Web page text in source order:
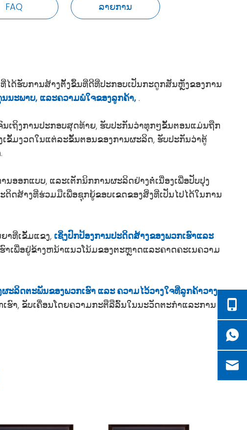
FAQ ລາຍການ
ດ້ຮັບການສ້າງຕັ້ງຂຶ້ນທີ່ດີທີ່ປະກອບເປັນກະດູກສັນຫຼັງຂອງການ
ນະພາບ, ແລະຄວາມພໍໃຈຂອງລູກຄ້າ, .
ນເຖິງການປະກອບສຸດທ້າຍ, ຮັບປະກັນວ່າທຸກໆຂັ້ນຕອນແມ່ນຖືກ
ຂັ້ມງວດໃນແຕ່ລະຂັ້ນຕອນຂອງການຜະລິດ, ຮັບປະກັນວ່າຕູ້
ອກແບບ, ແລະເຕັກນິກການຜະລິດຢ່າງຕໍ່ເນື່ອງເພື່ອປັບປຸງ
ສ້າງທີ່ຮ່ວມມືເພື່ອຊຸກຍູ້ຂອບເຂດຂອງສິ່ງທີ່ເປັນໄປໄດ້ໃນການ
າທີ່ເຂັ້ມແຂງ, ເຊິ່ງປົກປ້ອງການປະດິດສ້າງຂອງພວກເຮົາແລະ
າເພື່ອຢູ່ຂ້າງຫນ້າແນວໂນ້ມຂອງຕະຫຼາດແລະຄາດຄະເນຄວາມ
ລິດຕະພັນຂອງພວກເຮົາ ແລະ ຄວາມໄວ້ວາງໃຈທີ່ລູກຄ້າວາງ
າ, ຂັບເຄື່ອນໂດຍຄວາມກະຕືລືລົ້ນໃນນະວັດຕະກໍາແລະການ